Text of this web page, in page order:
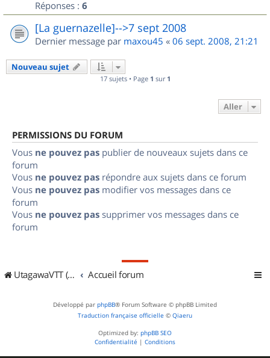
Réponses : 6
[La guernazelle]-->7 sept 2008
Dernier message par maxou45 « 06 sept. 2008, 21:21
Nouveau sujet
17 sujets • Page 1 sur 1
Aller
PERMISSIONS DU FORUM
Vous ne pouvez pas publier de nouveaux sujets dans ce
forum
Vous ne pouvez pas répondre aux sujets dans ce forum
Vous ne pouvez pas modifier vos messages dans ce
forum
Vous ne pouvez pas supprimer vos messages dans ce
forum
UtagawaVTT (Randos VTT et VTTAE avec traces GPS) Accueil forum
Développé par phpBB® Forum Software © phpBB Limited
Traduction française officielle © Qiaeru
Optimized by: phpBB SEO
Confidentialité | Conditions